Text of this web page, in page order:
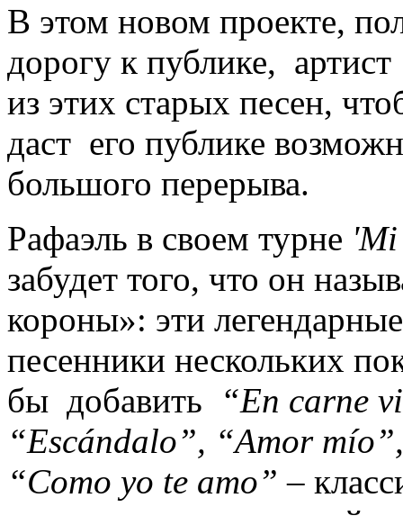
В этом новом проекте,
дорогу к публике,
из этих старых песен,
даст его публике
большого перерыва.
Рафаэль в своем турне
забудет того, что он
короны»: эти
песенники нескольких
бы добавить
“En carne
“Escándalo”, “Amor
“Como yo te amo” –